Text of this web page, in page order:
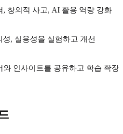
, 창의적 사고, AI 활용 역량 강화
, 실용성을 실험하고 개선
와 인사이트를 공유하고 학습 확장